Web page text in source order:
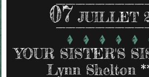
07 JUILLET
YOUR SISTER'S
Lynn Shelton